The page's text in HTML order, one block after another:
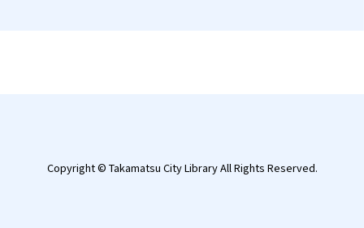
Copyright © Takamatsu City Library All Rights Reserved.